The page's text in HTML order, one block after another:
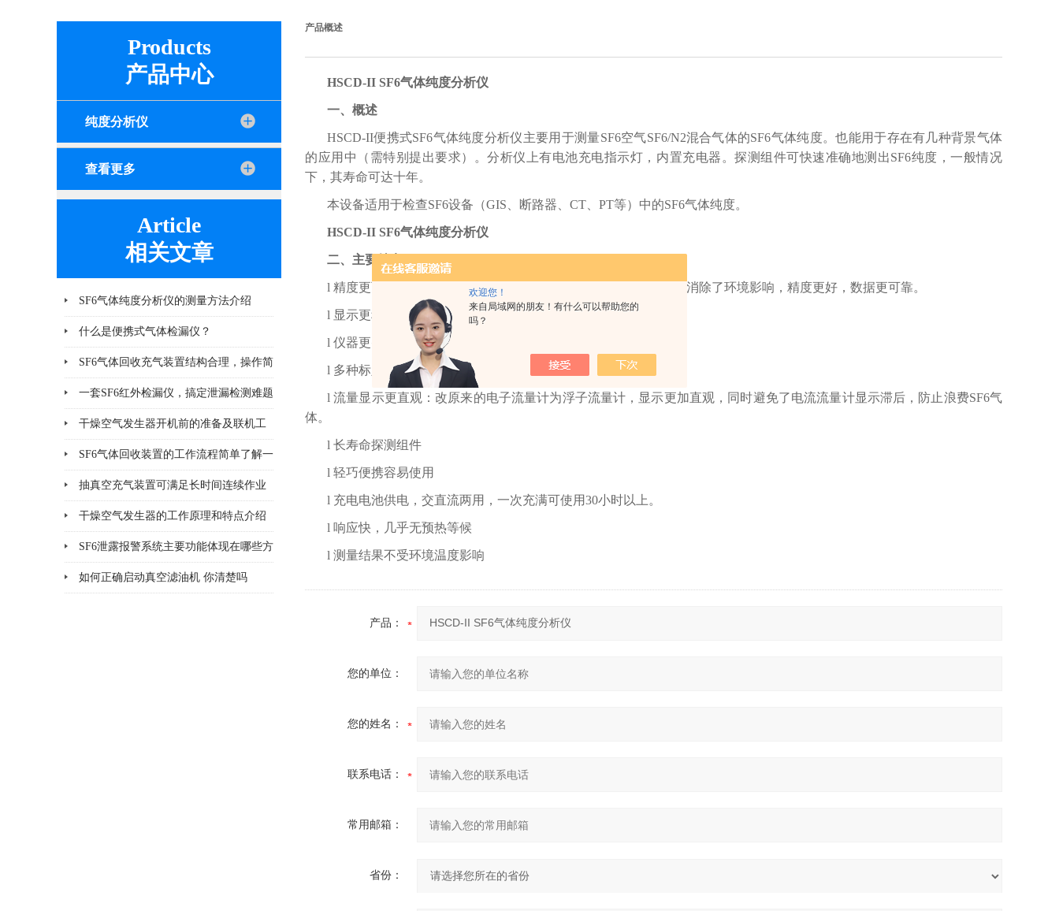
欢迎您！
来自局域网的朋友！有什么可以帮助您的
吗？
Products
产品中心
纯度分析仪
查看更多
Article
相关文章
SF6气体纯度分析仪的测量方法介绍
什么是便携式气体检漏仪？
SF6气体回收充气装置结构合理，操作简
洁明了
一套SF6红外检漏仪，搞定泄漏检测难题
干燥空气发生器开机前的准备及联机工
作有哪些
SF6气体回收装置的工作流程简单了解一
下
抽真空充气装置可满足长时间连续作业
的需要
干燥空气发生器的工作原理和特点介绍
SF6泄露报警系统主要功能体现在哪些方
面
如何正确启动真空滤油机 你清楚吗
产品概述
HSCD-II SF6气体纯度分析仪
一、 概述
HSCD-II便携式SF6气体纯度分析仪主要用于测量SF6空气SF6/N2混合气体的SF6气体纯度。也能用于存在有几种背景气体
的应用中（需特别提出要求）。分析仪上有电池充电指示灯，内置充电器。探测组件可快速准确地测出SF6纯度，一般情况
下，其寿命可达十年。
本设备适用于检查SF6设备（GIS、断路器、CT、PT等）中的SF6气体纯度。
HSCD-II SF6气体纯度分析仪
二、主要特点
l 精度更可靠：采用新一代高精度传感器技术，多通道差分形式，消除了环境影响，精度更好，数据更可靠。
l 显示更科学：数据测量采用质量比标定，和标准规程严格保持*。
l 仪器更智能：设置“去皮”和“满度”快捷键，反映速度小于3s。
l 多种标定方式：单点、多点标定模式，方便维护。
l 流量显示更直观：改原来的电子流量计为浮子流量计，显示更加直观，同时避免了电流流量计显示滞后，防止浪费SF6气
体。
l 长寿命探测组件
l 轻巧便携容易使用
l 充电电池供电，交直流两用，一次充满可使用30小时以上。
l 响应快，几乎无预热等候
l 测量结果不受环境温度影响
产品：
您的单位：
您的姓名：
联系电话：
常用邮箱：
省份：